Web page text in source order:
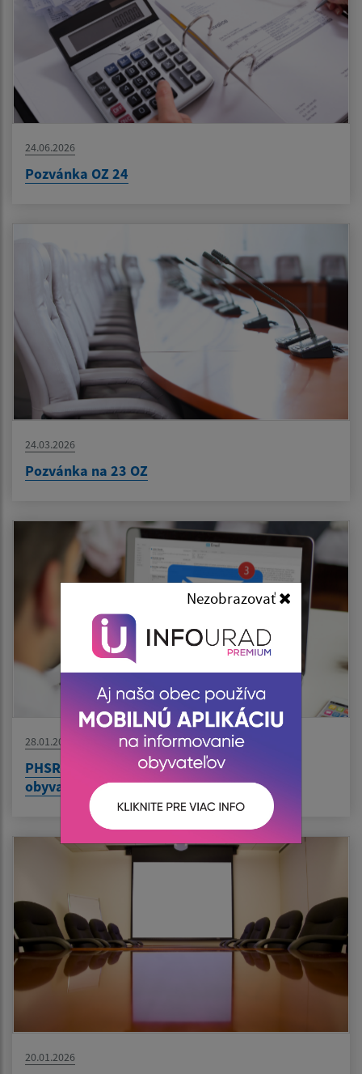
Nezobrazovať
24.06.2026
Pozvánka OZ 24
24.03.2026
Pozvánka na 23 OZ
28.01.2026
PHSR a KPSS - elektronické dotazníky pre
obyvateľov
20.01.2026